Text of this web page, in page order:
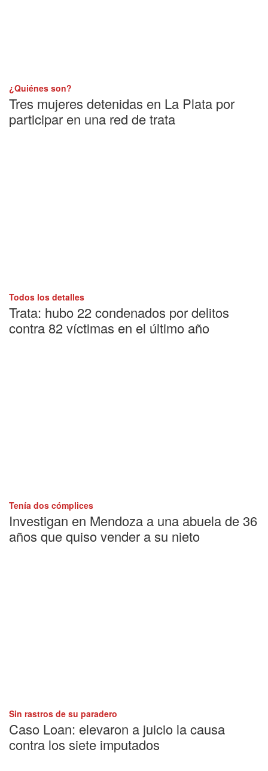
¿Quiénes son?
Tres mujeres detenidas en La Plata por
participar en una red de trata
Todos los detalles
Trata: hubo 22 condenados por delitos
contra 82 víctimas en el último año
Tenía dos cómplices
Investigan en Mendoza a una abuela de 36
años que quiso vender a su nieto
Sin rastros de su paradero
Caso Loan: elevaron a juicio la causa
contra los siete imputados